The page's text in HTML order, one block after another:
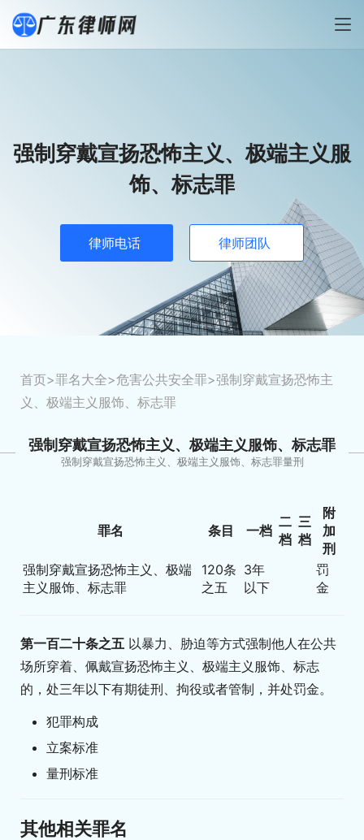
强制穿戴宣扬恐怖主义、极端主义服
饰、标志罪
律师电话 律师团队
首页>罪名大全>危害公共安全罪>强制穿戴宣扬恐怖主
义、极端主义服饰、标志罪
强制穿戴宣扬恐怖主义、极端主义服饰、标志罪
强制穿戴宣扬恐怖主义、极端主义服饰、标志罪量刑
罪名 条目 一档
二
档
三
档
附
加
刑
强制穿戴宣扬恐怖主义、极端
主义服饰、标志罪
120条
之五
3年
以下
罚
金
第一百二十条之五 以暴力、胁迫等方式强制他人在公共
场所穿着、佩戴宣扬恐怖主义、极端主义服饰、标志
的，处三年以下有期徒刑、拘役或者管制，并处罚金。
犯罪构成
立案标准
量刑标准
其他相关罪名